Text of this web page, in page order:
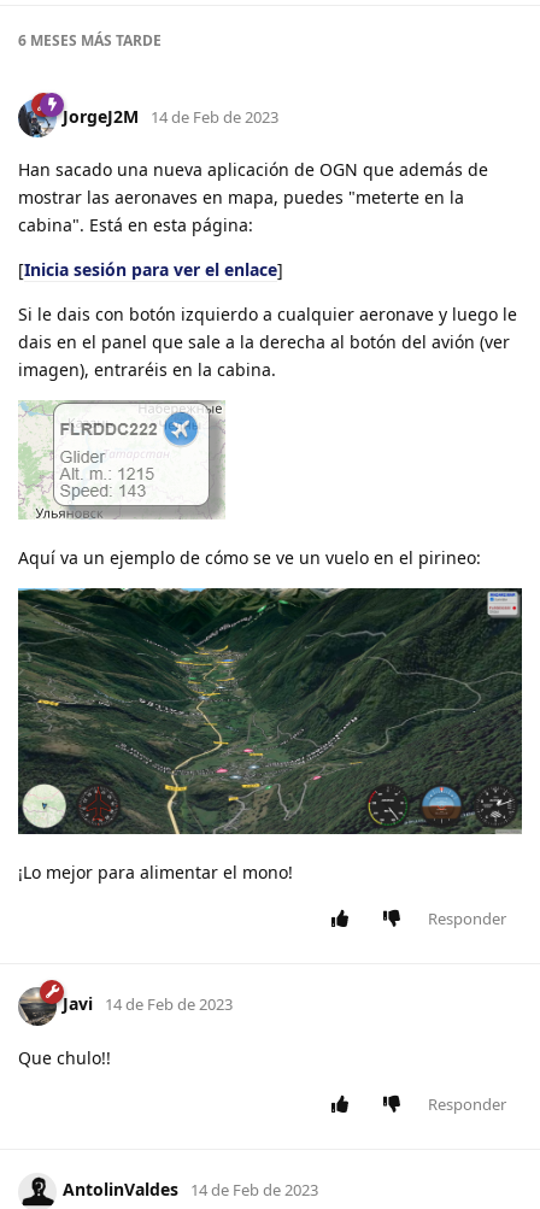
6 MESES MÁS TARDE
JorgeJ2M 14 de Feb de 2023
Han sacado una nueva aplicación de OGN que además de
mostrar las aeronaves en mapa, puedes "meterte en la
cabina". Está en esta página:
[Inicia sesión para ver el enlace]
Si le dais con botón izquierdo a cualquier aeronave y luego le
dais en el panel que sale a la derecha al botón del avión (ver
imagen), entraréis en la cabina.
Aquí va un ejemplo de cómo se ve un vuelo en el pirineo:
¡Lo mejor para alimentar el mono!
Responder
Javi 14 de Feb de 2023
Que chulo!!
Responder
AntolinValdes 14 de Feb de 2023